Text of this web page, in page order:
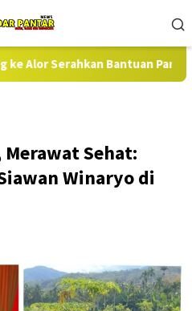
Bantuan Pangan Perdana
Merawat Sehat:
Winaryo di